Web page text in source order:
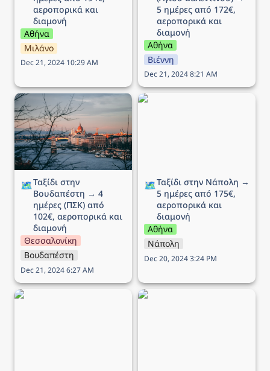
αεροπορικά και
διαμονή
Αθήνα
Μιλάνο
Dec 21, 2024 10:29 AM
5 ημέρες από 172€,
αεροπορικά και
διαμονή
Αθήνα
Βιέννη
Dec 21, 2024 8:21 AM
Ταξίδι στην Βουδαπέστη
→ 4 ημέρες (ΠΣΚ) από
102€, αεροπορικά και
διαμονή
🗺️Ταξίδι στην
Βουδαπέστη → 4
ημέρες (ΠΣΚ) από
102€, αεροπορικά και
διαμονή
Θεσσαλονίκη
Βουδαπέστη
Dec 21, 2024 6:27 AM
Ταξίδι στην Νάπολη → 5
🗺️Ταξίδι στην Νάπολη →
5 ημέρες από 175€,
αεροπορικά και
διαμονή
Αθήνα
Νάπολη
Dec 20, 2024 3:24 PM
Ταξίδι στο Άμστερνταμ →
Ταξίδι στη Ρώμη → 5